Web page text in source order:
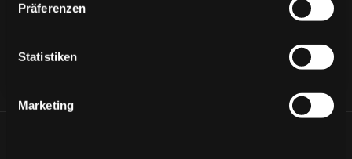
Präferenzen
Statistiken
Marketing